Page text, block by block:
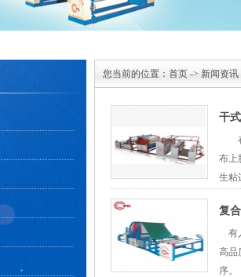
您当前的位置： 首页 -> 新闻资讯
干
在
布上
生粘
复
有
高品
序。